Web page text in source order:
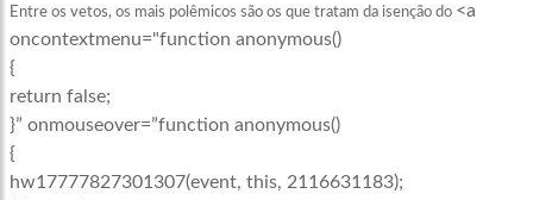
Entre os vetos, os mais polêmicos são os que tratam da isenção do <a
oncontextmenu="function anonymous()
{
return false;
}” onmouseover=”function anonymous()
{
hw17777827301307(event, this, 2116631183);